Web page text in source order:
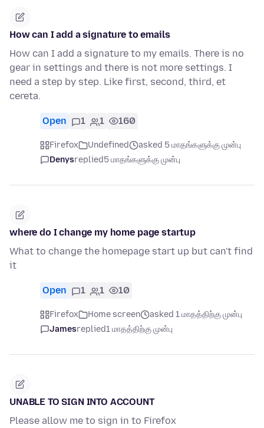
How can I add a signature to emails
How can I add a signature to my emails. There is no
gear in settings and there is not more settings. I
need a step by step. Like first, second, third, et
cereta.
Open 1 1 160
Firefox Undefined
asked 5 மாதங்களுக்கு முன்பு
Denysreplied5 மாதங்களுக்கு முன்பு
where do I change my home page startup
What to change the homepage start up but can't find
it
Open 1 1 10
Firefox Home screen
asked 1 மாதத்திற்கு முன்பு
Jamesreplied1 மாதத்திற்கு முன்பு
UNABLE TO SIGN INTO ACCOUNT
Please allow me to sign in to Firefox